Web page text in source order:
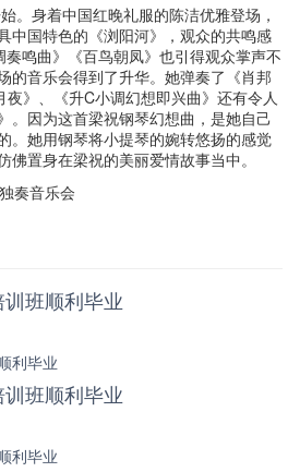
。身着中国红晚礼服的陈洁优雅登场，
中国特色的《浏阳河》，观众的共鸣感
鸣曲》《百鸟朝凤》也引得观众掌声不
的音乐会得到了升华。她弹奏了《肖邦
》、《升C小调幻想即兴曲》还有令人
。因为这首梁祝钢琴幻想曲，是她自己
。她用钢琴将小提琴的婉转悠扬的感觉
置身在梁祝的美丽爱情故事当中。
班顺利毕业
利毕业
班顺利毕业
利毕业